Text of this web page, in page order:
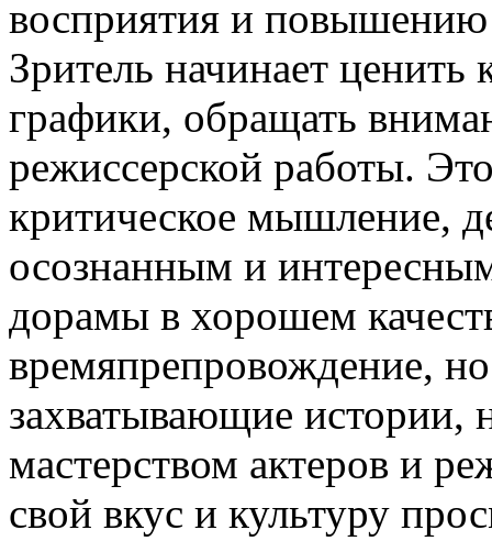
восприятия и повышению
Зритель начинает
графики, обращать
режиссерской работы.
критическое мышление,
осознанным и
дорамы в хорошем
времяпрепровождение,
захватывающие истории,
мастерством актеров и
свой вкус и культуру